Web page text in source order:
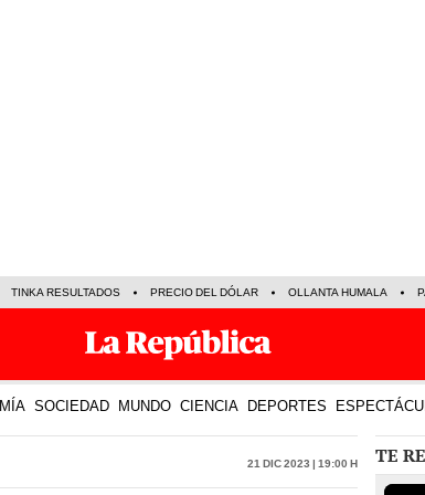
TINKA RESULTADOS PRECIO DEL DÓLAR OLLANTA HUMALA
SOCIEDAD MUNDO CIENCIA DEPORTES
21 Dic 2023 | 19:00 h TE